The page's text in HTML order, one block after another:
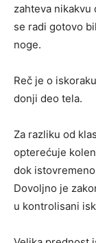
zahteva
se radi gotovo
noge.
Reč je o
donji deo tela.
Za razliku od
opterećuje
dok
Dovoljno je
u kontrolisani